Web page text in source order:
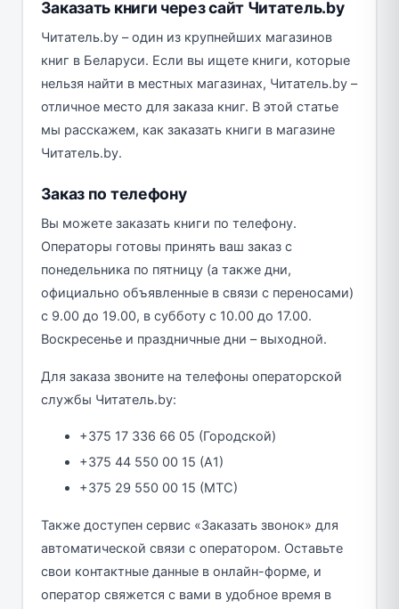
Заказать книги через сайт Читатель.by
Читатель.by – один из крупнейших магазинов
книг в Беларуси. Если вы ищете книги, которые
нельзя найти в местных магазинах, Читатель.by –
отличное место для заказа книг. В этой статье
мы расскажем, как заказать книги в магазине
Читатель.by.
Заказ по телефону
Вы можете заказать книги по телефону.
Операторы готовы принять ваш заказ с
понедельника по пятницу (а также дни,
официально объявленные в связи с переносами)
с 9.00 до 19.00, в субботу с 10.00 до 17.00.
Воскресенье и праздничные дни – выходной.
Для заказа звоните на телефоны операторской
службы Читатель.by:
+375 17 336 66 05 (Городской)
+375 44 550 00 15 (A1)
+375 29 550 00 15 (MTC)
Также доступен сервис «Заказать звонок» для
автоматической связи с оператором. Оставьте
свои контактные данные в онлайн-форме, и
оператор свяжется с вами в удобное время в